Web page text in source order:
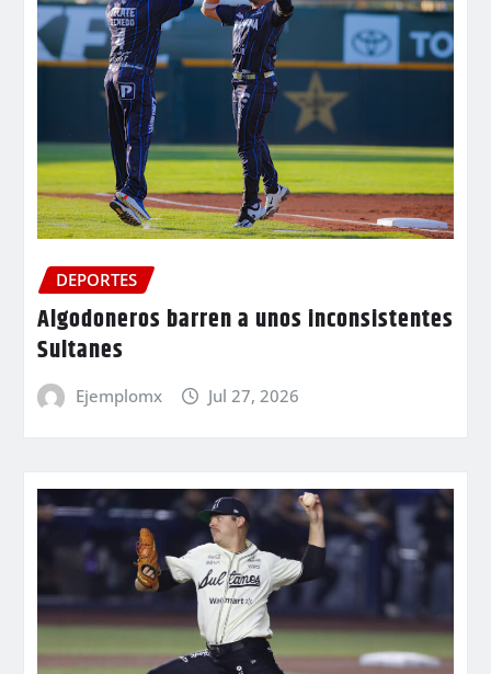
DEPORTES
Algodoneros barren a unos inconsistentes
Sultanes
Ejemplomx Jul 27, 2026